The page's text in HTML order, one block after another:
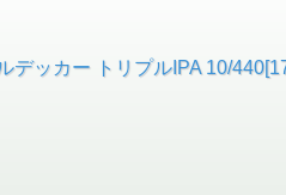
デッカー トリプルIPA 10/